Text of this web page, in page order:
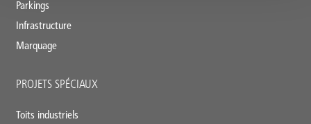
Parkings
Infrastructure
Marquage
PROJETS SPÉCIAUX
Toits industriels